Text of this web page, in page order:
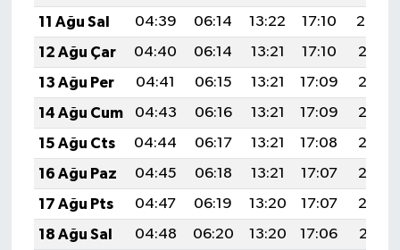
11 Ağu Sal
04:39 06:14 13:22 17:10
20:20
12 Ağu Çar
04:40 06:14 13:21 17:10
20:18
13 Ağu Per
04:41 06:15 13:21 17:09
20:17
14 Ağu Cum
04:43 06:16 13:21 17:09
20:16
15 Ağu Cts
04:44 06:17 13:21 17:08
20:15
16 Ağu Paz
04:45 06:18 13:21 17:07
20:13
17 Ağu Pts
04:47 06:19 13:20 17:07
20:12
18 Ağu Sal
04:48 06:20 13:20 17:06
20:11